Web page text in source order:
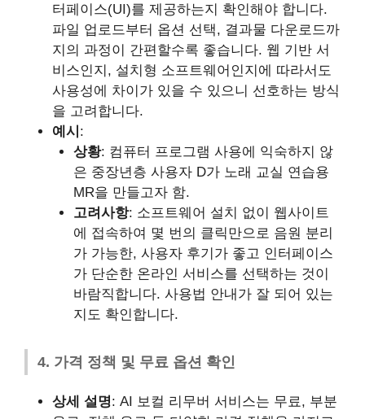
터페이스(UI)를 제공하는지 확인해야 합니다.
파일 업로드부터 옵션 선택, 결과물 다운로드까
지의 과정이 간편할수록 좋습니다. 웹 기반 서
비스인지, 설치형 소프트웨어인지에 따라서도
사용성에 차이가 있을 수 있으니 선호하는 방식
을 고려합니다.
예시 :
상황: 컴퓨터 프로그램 사용에 익숙하지 않
은 중장년층 사용자 D가 노래 교실 연습용
MR을 만들고자 함.
고려사항: 소프트웨어 설치 없이 웹사이트
에 접속하여 몇 번의 클릭만으로 음원 분리
가 가능한, 사용자 후기가 좋고 인터페이스
가 단순한 온라인 서비스를 선택하는 것이
바람직합니다. 사용법 안내가 잘 되어 있는
지도 확인합니다.
4. 가격 정책 및 무료 옵션 확인
상세 설명: AI 보컬 리무버 서비스는 무료, 부분